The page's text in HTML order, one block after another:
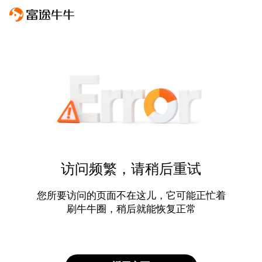
访问频繁，请稍后重试
您所要访问的页面不在这儿，它可能正忙着
刷牛牛圈，稍后就能恢复正常